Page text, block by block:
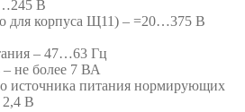
В
для корпуса Щ11) – =20…375 В
– 47…63 Гц
не более 7 ВА
источника питания нормирующих
2,4 В